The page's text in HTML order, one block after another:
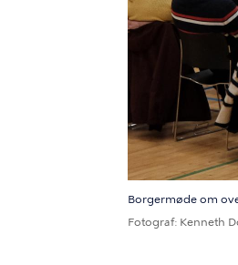
Borgermøde om
Fotograf Kenneth